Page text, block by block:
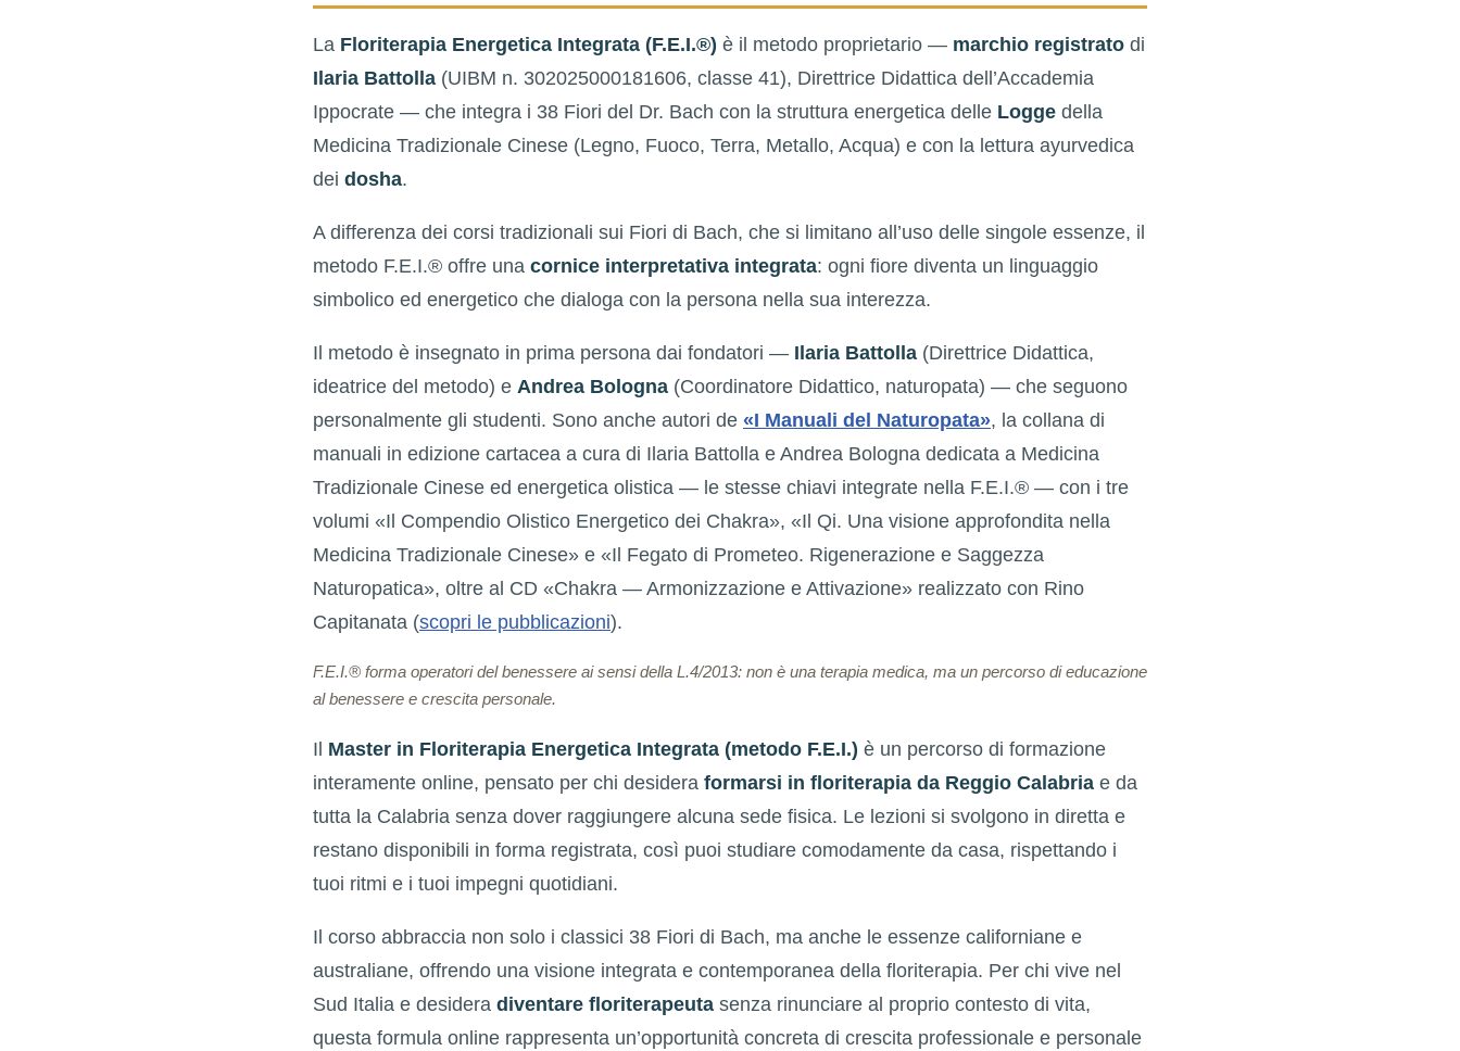
La Floriterapia Energetica Integrata (F.E.I.®) è il metodo proprietario — marchio registrato di
Ilaria Battolla (UIBM n. 302025000181606, classe 41), Direttrice Didattica dell’Accademia
Ippocrate — che integra i 38 Fiori del Dr. Bach con la struttura energetica delle Logge della
Medicina Tradizionale Cinese (Legno, Fuoco, Terra, Metallo, Acqua) e con la lettura ayurvedica
dei dosha.
A differenza dei corsi tradizionali sui Fiori di Bach, che si limitano all’uso delle singole essenze, il
metodo F.E.I.® offre una cornice interpretativa integrata: ogni fiore diventa un linguaggio
simbolico ed energetico che dialoga con la persona nella sua interezza.
Il metodo è insegnato in prima persona dai fondatori — Ilaria Battolla (Direttrice Didattica,
ideatrice del metodo) e Andrea Bologna (Coordinatore Didattico, naturopata) — che seguono
personalmente gli studenti. Sono anche autori de «I Manuali del Naturopata», la collana di
manuali in edizione cartacea a cura di Ilaria Battolla e Andrea Bologna dedicata a Medicina
Tradizionale Cinese ed energetica olistica — le stesse chiavi integrate nella F.E.I.® — con i tre
volumi «Il Compendio Olistico Energetico dei Chakra», «Il Qi. Una visione approfondita nella
Medicina Tradizionale Cinese» e «Il Fegato di Prometeo. Rigenerazione e Saggezza
Naturopatica», oltre al CD «Chakra — Armonizzazione e Attivazione» realizzato con Rino
Capitanata (scopri le pubblicazioni).
F.E.I.® forma operatori del benessere ai sensi della L.4/2013: non è una terapia medica, ma un percorso di educazione
al benessere e crescita personale.
Il Master in Floriterapia Energetica Integrata (metodo F.E.I.) è un percorso di formazione
interamente online, pensato per chi desidera formarsi in floriterapia da Reggio Calabria e da
tutta la Calabria senza dover raggiungere alcuna sede fisica. Le lezioni si svolgono in diretta e
restano disponibili in forma registrata, così puoi studiare comodamente da casa, rispettando i
tuoi ritmi e i tuoi impegni quotidiani.
Il corso abbraccia non solo i classici 38 Fiori di Bach, ma anche le essenze californiane e
australiane, offrendo una visione integrata e contemporanea della floriterapia. Per chi vive nel
Sud Italia e desidera diventare floriterapeuta senza rinunciare al proprio contesto di vita,
questa formula online rappresenta un’opportunità concreta di crescita professionale e personale